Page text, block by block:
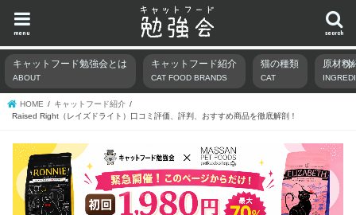
search
menu
キャットフード勉強会とは
ABOUT
キャットフード紹介
CAT FOOD BRANDS
猫の種類
CAT
原材料
HOME
キャットフード紹介
Raised Right（レイズドライト）口コミ評価、評判、おすすめ商品を徹底解剖！